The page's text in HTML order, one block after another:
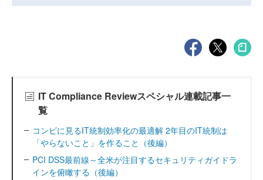
IT Compliance Reviewスペシャル連載記事一
覧
コンビに見るIT統制効率化の最適解 2年目のIT統制は
「やらないこと」を作ること（後編）
PCI DSS最前線～全米が注目するセキュリティガイドラ
インを俯瞰する（後編）